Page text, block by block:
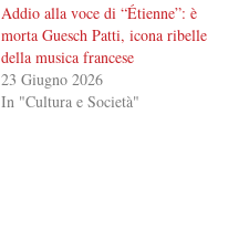
Addio alla voce di “Étienne”: è
morta Guesch Patti, icona ribelle
della musica francese
23 Giugno 2026
In "Cultura e Società"